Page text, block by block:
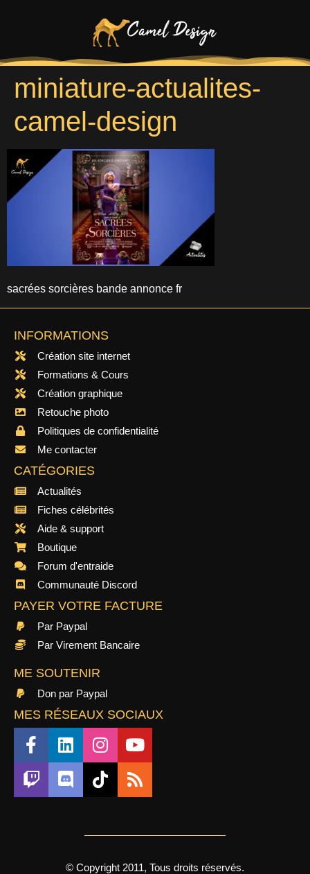
miniature-actualites-
camel-design
sacrées sorcières bande annonce fr
INFORMATIONS
Création site internet
Formations & Cours
Création graphique
Retouche photo
Politiques de confidentialité
Me contacter
CATÉGORIES
Actualités
Fiches célébrités
Aide & support
Boutique
Forum d'entraide
Communauté Discord
PAYER VOTRE FACTURE
Par Paypal
Par Virement Bancaire
ME SOUTENIR
Don par Paypal
MES RÉSEAUX SOCIAUX
© Copyright 2011, Tous droits réservés.